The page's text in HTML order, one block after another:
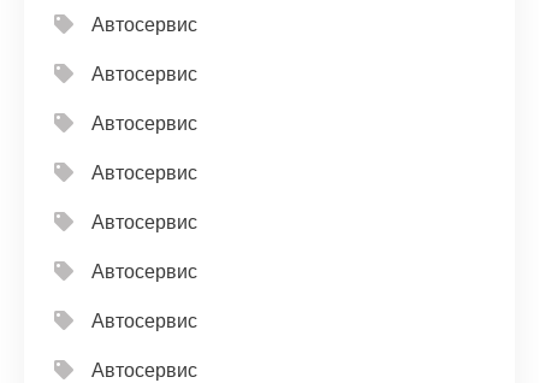
Автосервис
Автосервис
Автосервис
Автосервис
Автосервис
Автосервис
Автосервис
Автосервис